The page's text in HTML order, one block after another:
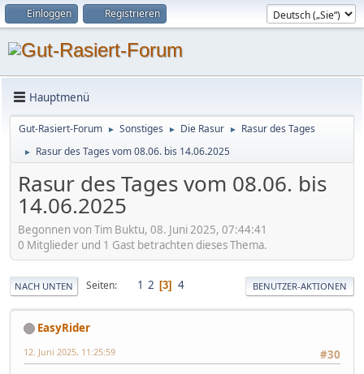
Einloggen Registrieren
Hauptmenü
Gut-Rasiert-Forum ► Sonstiges ► Die Rasur ► Rasur des Tages
► Rasur des Tages vom 08.06. bis 14.06.2025
Rasur des Tages vom 08.06. bis
14.06.2025
Begonnen von Tim Buktu, 08. Juni 2025, 07:44:41
0 Mitglieder und 1 Gast betrachten dieses Thema.
NACH UNTEN Seiten 1 2 3 4 BENUTZER-AKTIONEN
EasyRider
#30
12. Juni 2025, 11:25:59